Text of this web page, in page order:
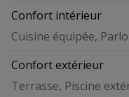
Confort intérieur
Cuisine équipée,
Confort extérieur
Terrasse, Piscine